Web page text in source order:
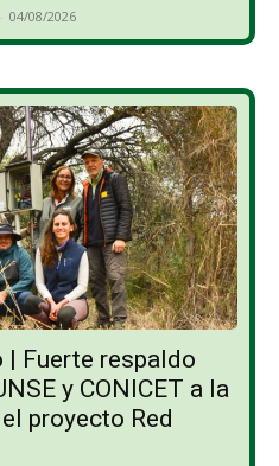
- 04/08/2026
| Fuerte respaldo
y CONICET a la
proyecto Red